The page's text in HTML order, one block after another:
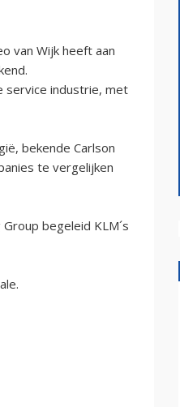
van Wijk heeft aan
service industrie, met
bekende Carlson
te vergelijken
begeleid KLM´s